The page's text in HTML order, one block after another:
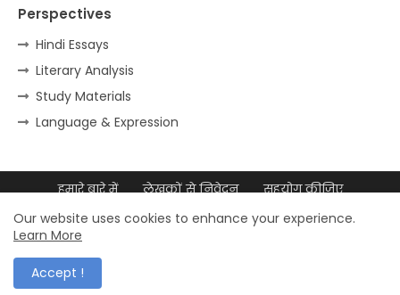
Perspectives
Hindi Essays
Literary Analysis
Study Materials
Language & Expression
हमारे बारे में लेखकों से निवेदन
सहयोग कीजिए
डिजिटल उपस्थिति
© 2026 डॉ. मुल्ला आदम अली – सर्वाधिकार सुरक्षित
Our website uses cookies to enhance your experience.
Learn More
Accept !